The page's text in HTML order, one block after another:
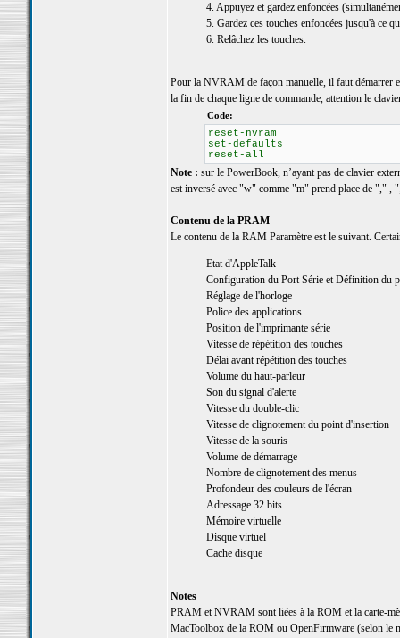
4. Appuyez et gardez enfoncées
5. Gardez ces touches enfoncées jusqu'à ce
6. Relâchez les touches.
Pour la NVRAM de façon manuelle, il faut démarrer
la fin de chaque ligne de commande, attention le
Code:
reset-nvram
set-defaults
reset-all
Note : sur le PowerBook, n’ayant pas de clavier
est inversé avec "w" comme "m" prend place de ","
Contenu de la PRAM
Le contenu de la RAM Paramètre est le suivant.
Etat d'AppleTalk
Configuration du Port Série et Définition du
Réglage de l'horloge
Police des applications
Position de l'imprimante série
Vitesse de répétition des touches
Délai avant répétition des touches
Volume du haut-parleur
Son du signal d'alerte
Vitesse du double-clic
Vitesse de clignotement du point d'insertion
Vitesse de la souris
Volume de démarrage
Nombre de clignotement des menus
Profondeur des couleurs de l'écran
Adressage 32 bits
Mémoire virtuelle
Disque virtuel
Cache disque
Notes
PRAM et NVRAM sont liées à la ROM et la carte-
MacToolbox de la ROM ou OpenFirmware (selon le